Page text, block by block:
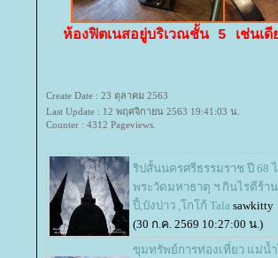
ห้องฟิตเนสอยู่บริเวณชั้น 5 เช่นเ
Create Date : 23 ตุลาคม 2563
Last Update : 12 พฤศจิกายน 2563 19:41:03 น.
Counter : 4312 Pageviews.
ริปสั้นนครศรีธรรมราช ปี 68
พระวัดมหาธาตุ ฯ กินไรตีร้า
ปี้,บังบ่าว ,โกโก้ Tala sawkitty
(30 ก.ค. 2569 10:27:00 น.)
ขุมทรัพย์การท่องเที่ยว แม่น้ำ